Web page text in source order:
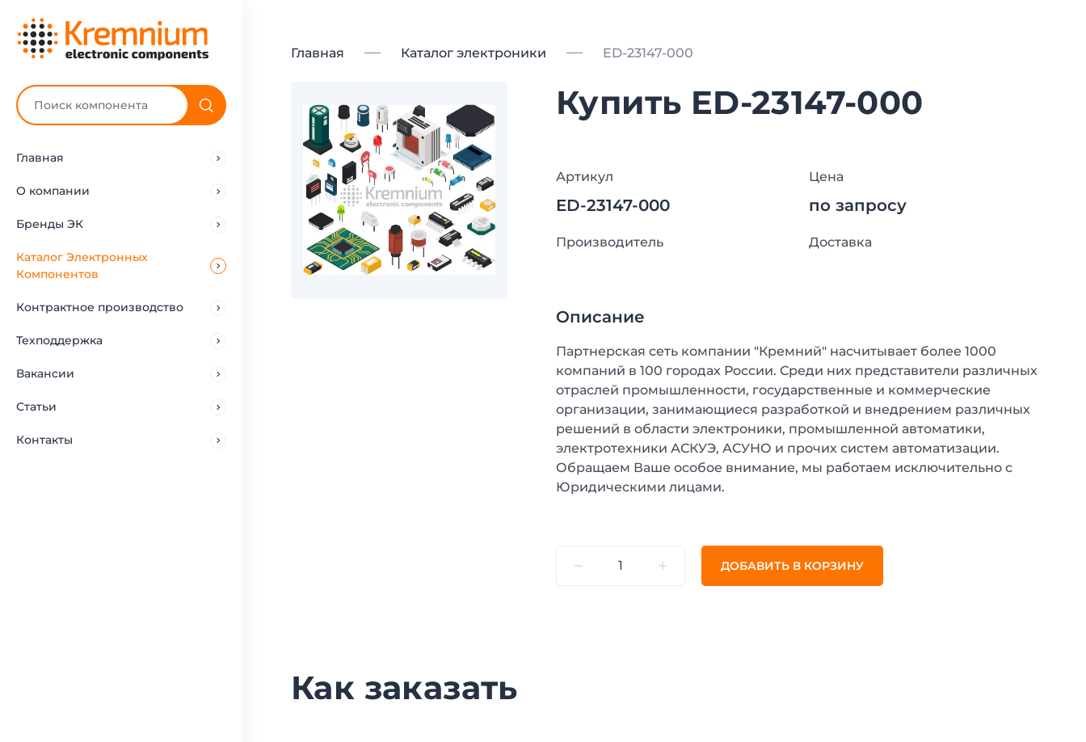
Главная
О компании
Бренды ЭК
Каталог Электронных
Компонентов
Контрактное производство
Техподдержка
Вакансии
Статьи
Контакты
Главная Каталог электроники ED-23147-000
Купить ED-23147-000
Артикул
ED-23147-000
Цена
по запросу
Производитель Доставка
Описание
Партнерская сеть компании "Кремний" насчитывает более 1000
компаний в 100 городах России. Среди них представители различных
отраслей промышленности, государственные и коммерческие
организации, занимающиеся разработкой и внедрением различных
решений в области электроники, промышленной автоматики,
электротехники АСКУЭ, АСУНО и прочих систем автоматизации.
Обращаем Ваше особое внимание, мы работаем исключительно с
Юридическими лицами.
ДОБАВИТЬ В КОРЗИНУ
Как заказать